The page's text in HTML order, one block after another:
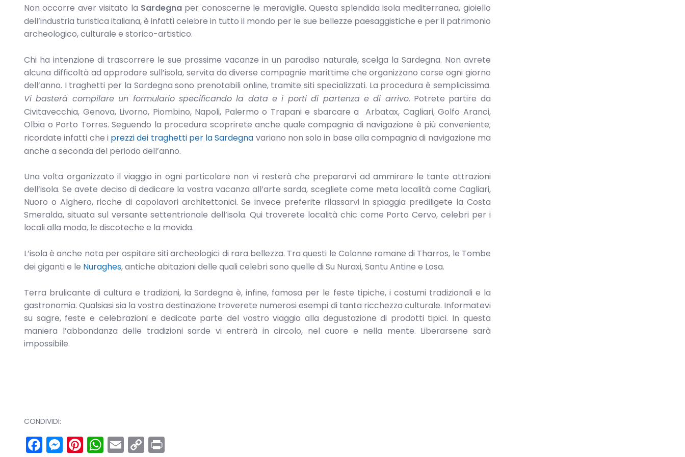
Non occorre aver visitato la Sardegna per conoscerne le meraviglie. Questa splendida isola mediterranea, gioiello
dell’industria turistica italiana, è infatti celebre in tutto il mondo per le sue bellezze paesaggistiche e per il patrimonio
archeologico, culturale e storico-artistico.
Chi ha intenzione di trascorrere le sue prossime vacanze in un paradiso naturale, scelga la Sardegna. Non avrete
alcuna difficoltà ad approdare sull’isola, servita da diverse compagnie marittime che organizzano corse ogni giorno
dell’anno. I traghetti per la Sardegna sono prenotabili online, tramite siti specializzati. La procedura è semplicissima.
Vi basterà compilare un formulario specificando la data e i porti di partenza e di arrivo. Potrete partire da
Civitavecchia, Genova, Livorno, Piombino, Napoli, Palermo o Trapani e sbarcare a Arbatax, Cagliari, Golfo Aranci,
Olbia o Porto Torres. Seguendo la procedura scoprirete anche quale compagnia di navigazione è più conveniente;
ricordate infatti che i prezzi dei traghetti per la Sardegna variano non solo in base alla compagnia di navigazione ma
anche a seconda del periodo dell’anno.
Una volta organizzato il viaggio in ogni particolare non vi resterà che prepararvi ad ammirare le tante attrazioni
dell’isola. Se avete deciso di dedicare la vostra vacanza all’arte sarda, scegliete come meta località come Cagliari,
Nuoro o Alghero, ricche di capolavori architettonici. Se invece preferite rilassarvi in spiaggia prediligete la Costa
Smeralda, situata sul versante settentrionale dell’isola. Qui troverete località chic come Porto Cervo, celebri per i
locali alla moda, le discoteche e la movida.
L’isola è anche nota per ospitare siti archeologici di rara bellezza. Tra questi le Colonne romane di Tharros, le Tombe
dei giganti e le Nuraghes, antiche abitazioni delle quali celebri sono quelle di Su Nuraxi, Santu Antine e Losa.
Terra brulicante di cultura e tradizioni, la Sardegna è, infine, famosa per le feste tipiche, i costumi tradizionali e la
gastronomia. Qualsiasi sia la vostra destinazione troverete numerosi esempi di tanta ricchezza culturale. Informatevi
su sagre, feste e celebrazioni e dedicate parte del vostro viaggio alla degustazione di prodotti tipici. In questa
maniera l’abbondanza delle tradizioni sarde vi entrerà in circolo, nel cuore e nella mente. Liberarsene sarà
impossibile.
CONDIVIDI:
Facebook
Messenger
Pinterest
WhatsApp
Email
Copy